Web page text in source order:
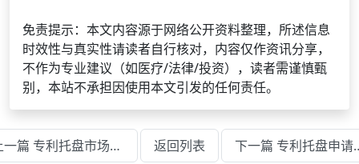
免责提示：本文内容源于网络公开资料整理，所述信息
时效性与真实性请读者自行核对，内容仅作资讯分享，
不作为专业建议（如医疗/法律/投资），读者需谨慎甄
别，本站不承担因使用本文引发的任何责任。
上一篇 专利托盘市场价格大概是多少 返回列表 下一篇 专